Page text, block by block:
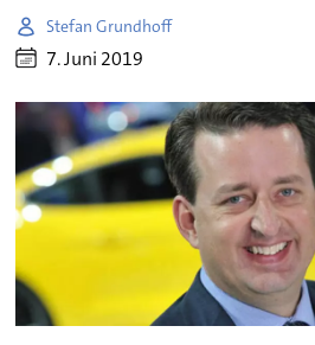
Stefan Grundhoff
7. Juni 2019